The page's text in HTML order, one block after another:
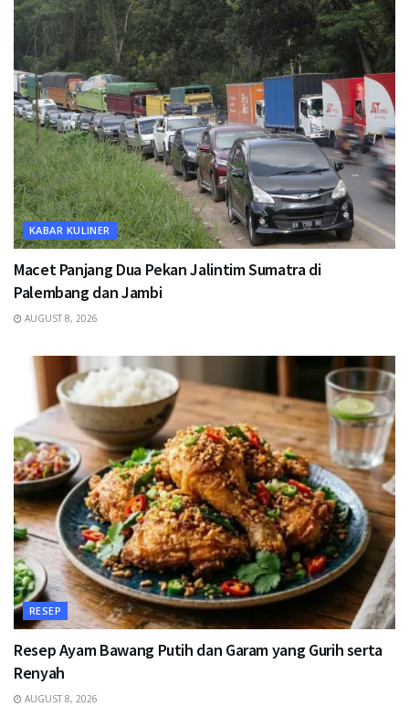
KABAR KULINER
Macet Panjang Dua Pekan Jalintim Sumatra di
Palembang dan Jambi
AUGUST 8, 2026
RESEP
Resep Ayam Bawang Putih dan Garam yang Gurih serta
Renyah
AUGUST 8, 2026